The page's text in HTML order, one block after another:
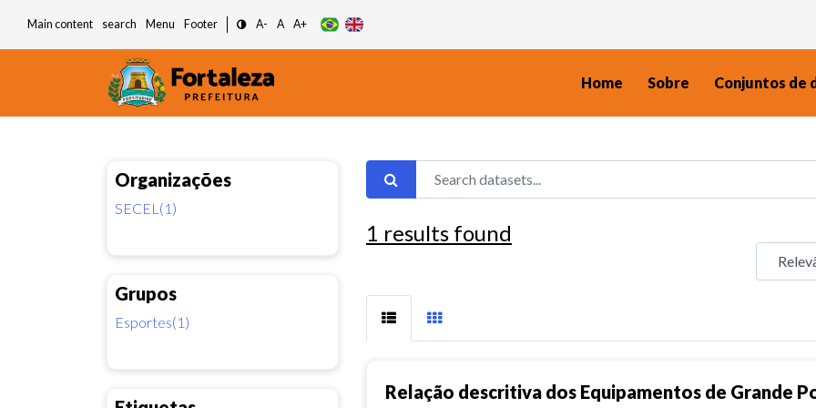
Main content search Menu Footer A- A A+
Home Sobre Conjuntos de
Organizações
SECEL(1)
Grupos
Esportes(1)
1 results found
Relação descritiva dos Equipamentos de Grande